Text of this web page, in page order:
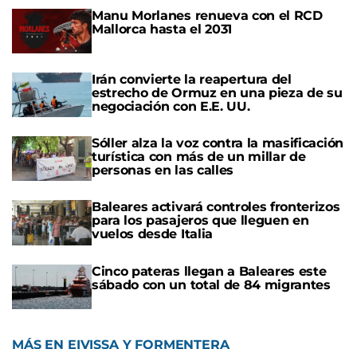
Manu Morlanes renueva con el RCD
Mallorca hasta el 2031
Irán convierte la reapertura del
estrecho de Ormuz en una pieza de su
negociación con E.E. UU.
Sóller alza la voz contra la masificación
turística con más de un millar de
personas en las calles
Baleares activará controles fronterizos
para los pasajeros que lleguen en
vuelos desde Italia
Cinco pateras llegan a Baleares este
sábado con un total de 84 migrantes
MÁS EN EIVISSA Y FORMENTERA